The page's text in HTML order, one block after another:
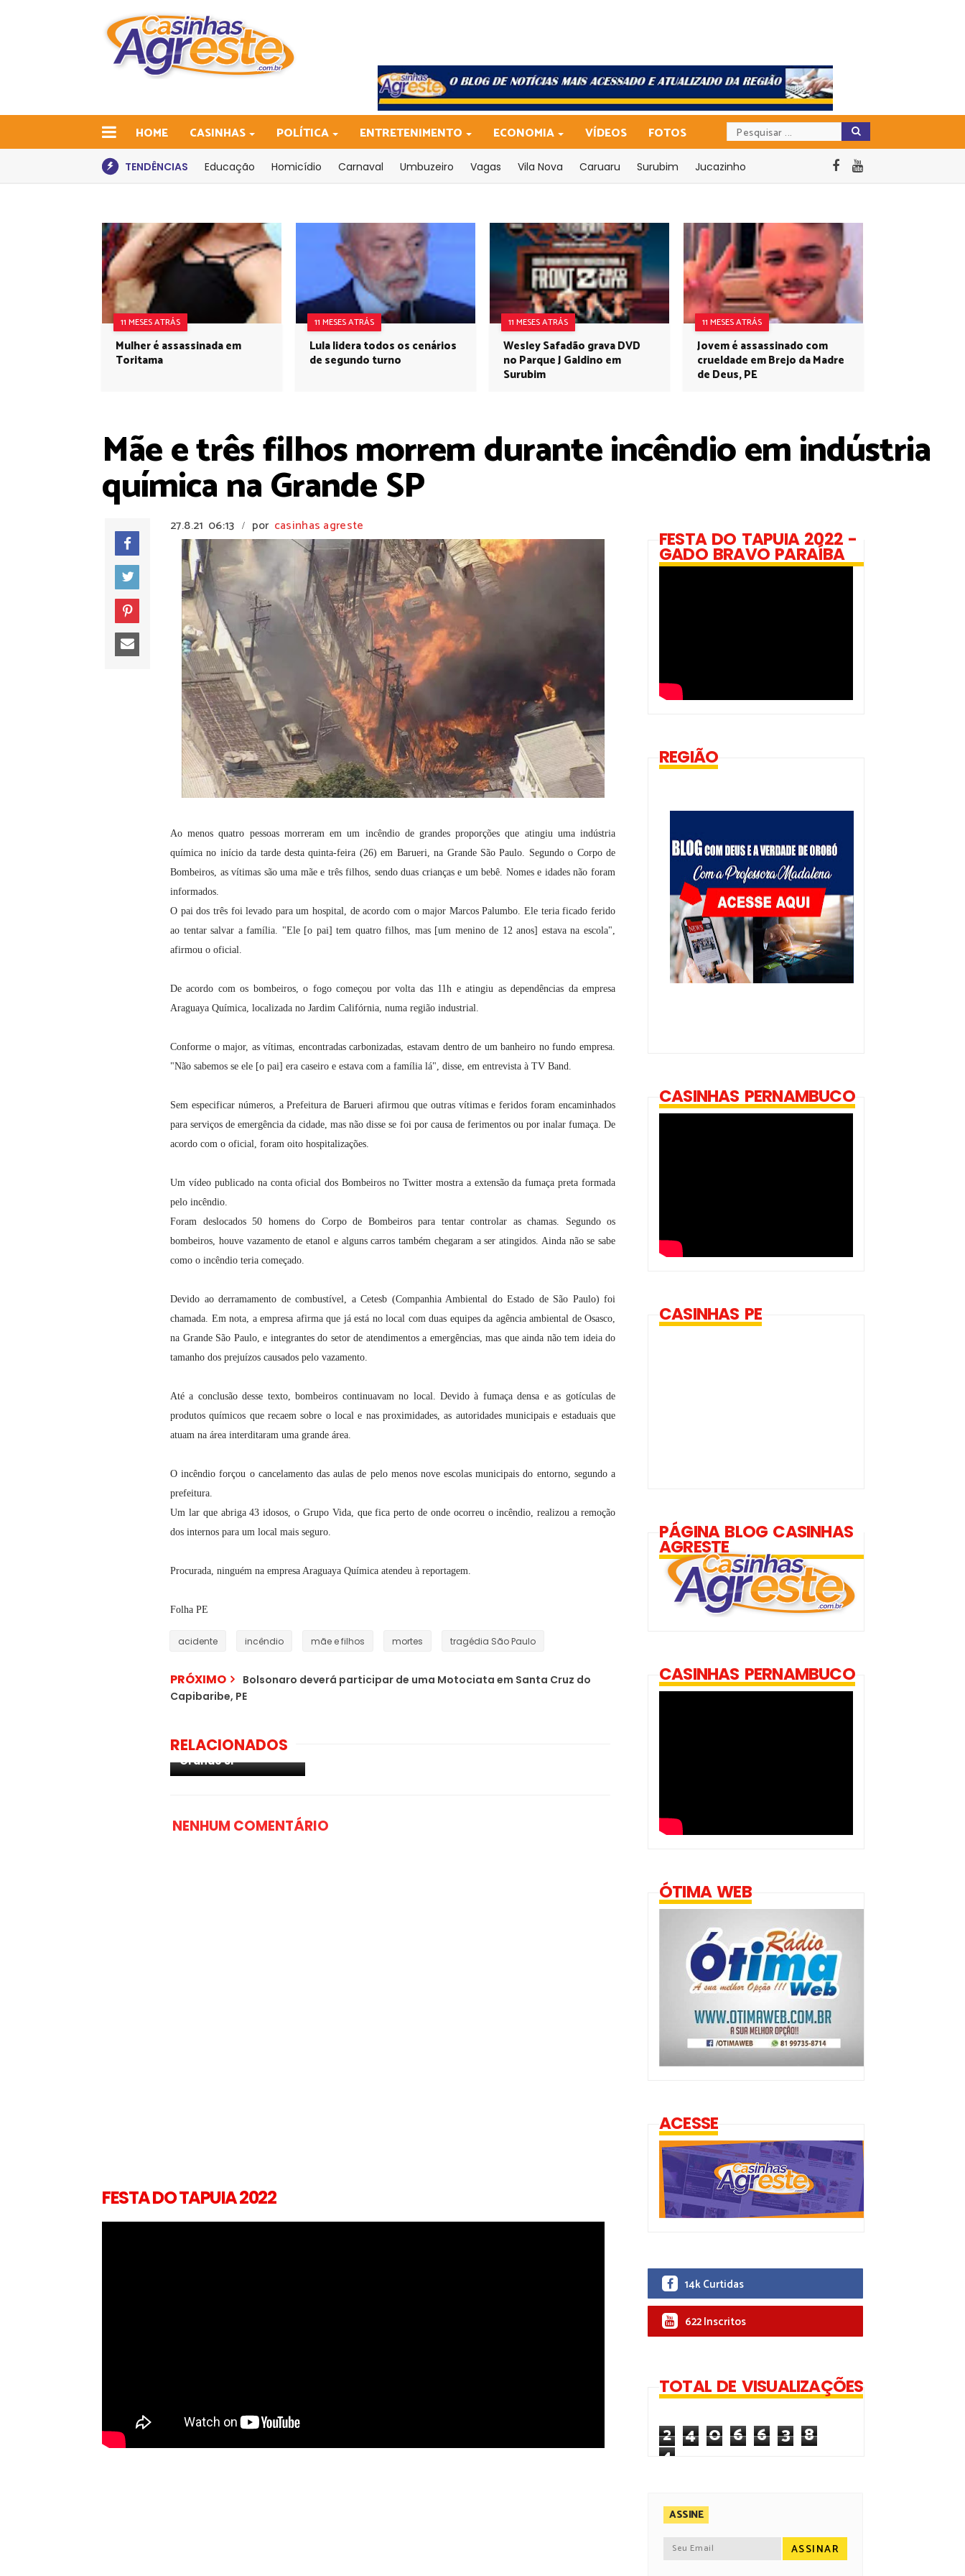
HOME CASINHAS POLÍTICA ENTRETENIMENTO ECONOMIA VÍDEOS FOTOS
TENDÊNCIAS Educação Homicídio Carnaval Umbuzeiro Vagas Vila Nova Caruaru Surubim Jucazinho
11 MESES ATRÁS
Mulher é assassinada em
Toritama
11 MESES ATRÁS
Lula lidera todos os cenários
de segundo turno
11 MESES ATRÁS
Wesley Safadão grava DVD
no Parque J Galdino em
Surubim
11 MESES ATRÁS
Jovem é assassinado com
crueldade em Brejo da Madre
de Deus, PE
Mãe e três filhos morrem durante incêndio em indústria
química na Grande SP
27.8.21 06:13 / por casinhas agreste
Ao menos quatro pessoas morreram em um incêndio de grandes proporções que atingiu uma indústria
química no início da tarde desta quinta-feira (26) em Barueri, na Grande São Paulo. Segundo o Corpo de
Bombeiros, as vítimas são uma mãe e três filhos, sendo duas crianças e um bebê. Nomes e idades não foram
informados.
O pai dos três foi levado para um hospital, de acordo com o major Marcos Palumbo. Ele teria ficado ferido
ao tentar salvar a família. "Ele [o pai] tem quatro filhos, mas [um menino de 12 anos] estava na escola",
afirmou o oficial.
De acordo com os bombeiros, o fogo começou por volta das 11h e atingiu as dependências da empresa
Araguaya Química, localizada no Jardim Califórnia, numa região industrial.
Conforme o major, as vítimas, encontradas carbonizadas, estavam dentro de um banheiro no fundo empresa.
"Não sabemos se ele [o pai] era caseiro e estava com a família lá", disse, em entrevista à TV Band.
Sem especificar números, a Prefeitura de Barueri afirmou que outras vítimas e feridos foram encaminhados
para serviços de emergência da cidade, mas não disse se foi por causa de ferimentos ou por inalar fumaça. De
acordo com o oficial, foram oito hospitalizações.
Um vídeo publicado na conta oficial dos Bombeiros no Twitter mostra a extensão da fumaça preta formada
pelo incêndio.
Foram deslocados 50 homens do Corpo de Bombeiros para tentar controlar as chamas. Segundo os
bombeiros, houve vazamento de etanol e alguns carros também chegaram a ser atingidos. Ainda não se sabe
como o incêndio teria começado.
Devido ao derramamento de combustível, a Cetesb (Companhia Ambiental do Estado de São Paulo) foi
chamada. Em nota, a empresa afirma que já está no local com duas equipes da agência ambiental de Osasco,
na Grande São Paulo, e integrantes do setor de atendimentos a emergências, mas que ainda não tem ideia do
tamanho dos prejuízos causados pelo vazamento.
Até a conclusão desse texto, bombeiros continuavam no local. Devido à fumaça densa e as gotículas de
produtos químicos que recaem sobre o local e nas proximidades, as autoridades municipais e estaduais que
atuam na área interditaram uma grande área.
O incêndio forçou o cancelamento das aulas de pelo menos nove escolas municipais do entorno, segundo a
prefeitura.
Um lar que abriga 43 idosos, o Grupo Vida, que fica perto de onde ocorreu o incêndio, realizou a remoção
dos internos para um local mais seguro.
Procurada, ninguém na empresa Araguaya Química atendeu à reportagem.
Folha PE
acidente incêndio mãe e filhos mortes tragédia São Paulo
PRÓXIMO
Bolsonaro deverá participar de uma Motociata em Santa Cruz do
Capibaribe, PE
RELACIONADOS
indústria química na
Grande SP
NENHUM COMENTÁRIO
FESTA DO TAPUIA 2022
FESTA DO TAPUIA 2022 -
GADO BRAVO PARAÍBA
REGIÃO
CASINHAS PERNAMBUCO
CASINHAS PE
PÁGINA BLOG CASINHAS
AGRESTE
CASINHAS PERNAMBUCO
ÓTIMA WEB
ACESSE
14k Curtidas
622 Inscritos
TOTAL DE VISUALIZAÇÕES
2 4 0 6 6 3 8
4
ASSINE